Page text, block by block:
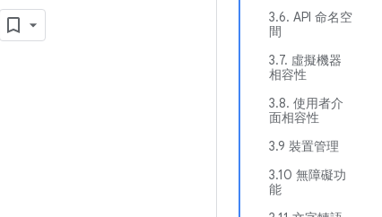
3.6. API 命名空
間
3.7. 虛擬機器
相容性
3.8. 使用者介
面相容性
3.9 裝置管理
3.10 無障礙功
能